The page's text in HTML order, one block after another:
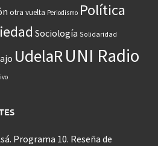
otra vuelta Periodismo Política
Sociología Solidaridad
UdelaRUNI Radio
Programa 10. Reseña de